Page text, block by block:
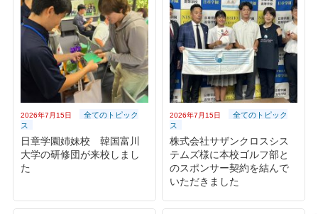
2026年7月15日
全てのトピック
ス
日章学園姉妹校 韓国富川
大学の研修団が来校しまし
た
2026年7月15日
全てのトピック
ス
株式会社サザンクロスシス
テムズ様に本校ゴルフ部と
のスポンサー契約を結んで
いただきました